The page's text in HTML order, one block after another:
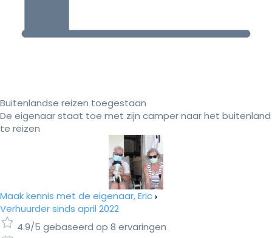
Buitenlandse reizen toegestaan
De eigenaar staat toe met zijn camper naar het buitenland
te reizen
Maak kennis met de eigenaar, Eric
Verhuurder sinds april 2022
4.9/5 gebaseerd op 8 ervaringen